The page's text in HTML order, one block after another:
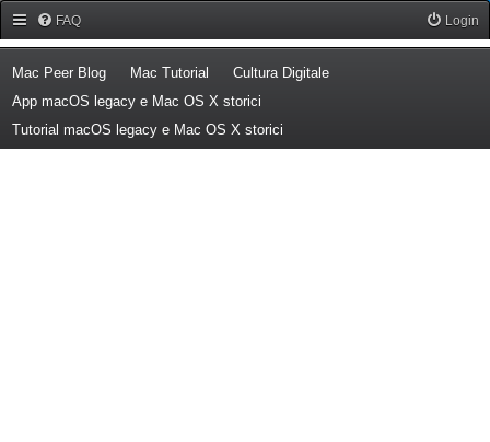
FAQ Login
Mac Peer Blog(Opens a new tab)
Mac Tutorial (Opens a new tab)
Cultura Digitale(Opens a new tab)
App macOS legacy e Mac OS X storici
Tutorial macOS legacy e Mac OS X storici